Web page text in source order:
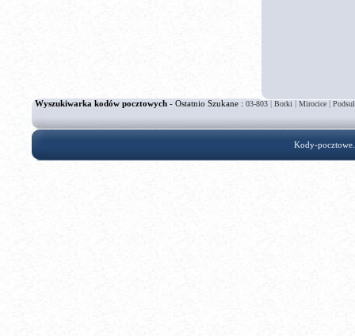
Wyszukiwarka kodów pocztowych - Ostatnio Szukane : 03-803|Borki|Mirocice|
Kody-